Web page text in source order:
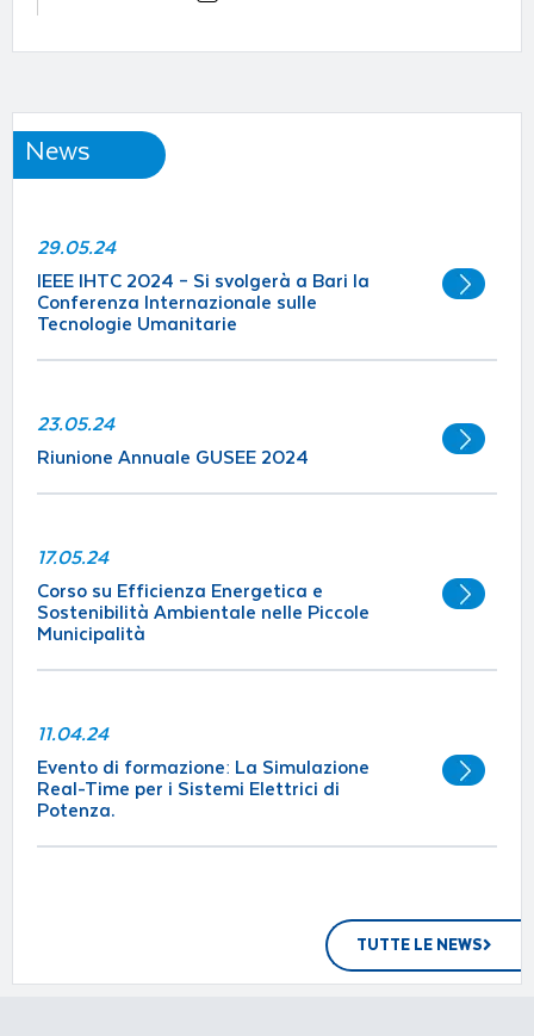
News
29.05.24
IEEE IHTC 2024 – Si svolgerà a Bari la
Conferenza Internazionale sulle
Tecnologie Umanitarie
23.05.24
Riunione Annuale GUSEE 2024
17.05.24
Corso su Efficienza Energetica e
Sostenibilità Ambientale nelle Piccole
Municipalità
11.04.24
Evento di formazione: La Simulazione
Real-Time per i Sistemi Elettrici di
Potenza.
TUTTE LE NEWS